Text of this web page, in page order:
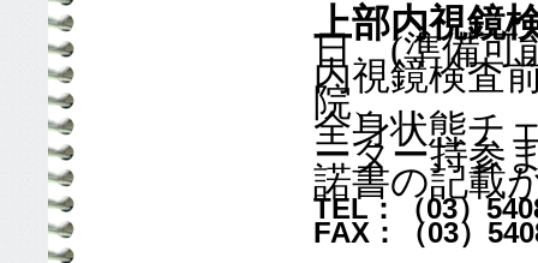
上部内視鏡
日 (準備可
内視鏡検査
院、
全身状態チ
ーター持参
諾書の記載
TEL：（03）
FAX：（03）